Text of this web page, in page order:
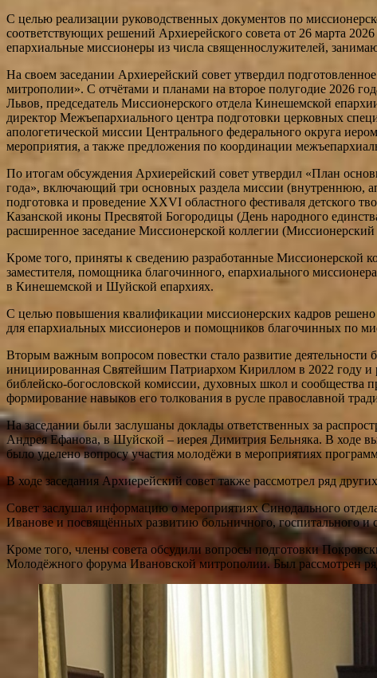
С целью реализации руководственных документов по
соответствующих решений Архиерейского совета от 26 марта
епархиальные миссионеры из числа священнослужителей,
На своем заседании Архиерейский совет утвердил
митрополии». С отчётами и планами на второе полугодие 2026
Львов, председатель Миссионерского отдела Кинешемской
директор Межъепархиального центра подготовки церковных
апологетической миссии Центрального федерального округа
мероприятия, а также предложения по координации
По итогам обсуждения Архиерейский совет утвердил «План
года», включающий три основных раздела миссии (внутреннюю,
подготовка и проведение XXVI областного фестиваля детского
Казанской иконы Пресвятой Богородицы (День народного
расширенное заседание Миссионерской коллегии
Кроме того, приняты к сведению разработанные Миссионерской
заместителя, помощника благочинного, епархиального
в Кинешемской и Шуйской епархиях.
С целью повышения квалификации миссионерских кадров
для епархиальных миссионеров и помощников благочинных по
Вторым важным вопросом повестки стало развитие
инициированная Святейшим Патриархом Кириллом в 2022 году и
библейско-богословской комиссии, духовных школ и
формирование навыков его толкования в русле православной
На заседании были заслушаны доклады ответственных за
Андрея Ефанова, в Шуйской – иерея Димитрия Бельняка. В ходе
было уделено вопросу участия молодёжи в мероприятиях
В ходе заседания Архиерейский совет также рассмотрел ряд
Совет заслушал информацию о мероприятиях Синодального
Иванове и посвящённых развитию больничного, госпитального и
Кроме того, члены совета обсудили вопросы подготовки
Молодёжного форума Ивановской митрополии. Был рассмотрен